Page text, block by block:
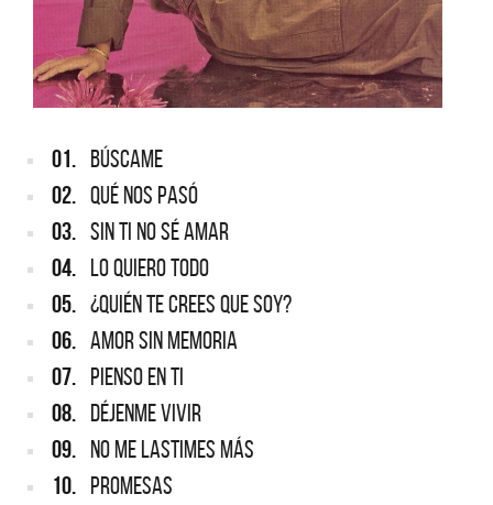
01. BÚSCAME
02. QUÉ NOS PASÓ
03. SIN TI NO SÉ AMAR
04. LO QUIERO TODO
05. ¿QUIÉN TE CREES QUE SOY?
06. AMOR SIN MEMORIA
07. PIENSO EN TI
08. DÉJENME VIVIR
09. NO ME LASTIMES MÁS
10. PROMESAS